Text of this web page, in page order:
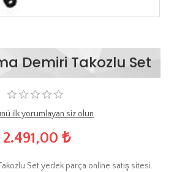
Demiri Takozlu Set
ilk yorumlayan siz olun
2.491,00 ₺
Set yedek parça online satış sitesi.